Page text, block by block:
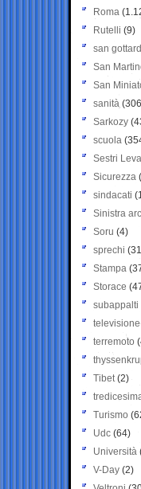
Roma
Rutelli (9)
san
San
San
sanità
Sarkozy
scuola
Sestri
Sicurezza
sindacati
Sinistra
Soru (4)
sprechi
Stampa
Storace
subappalti
televisione
terremoto
Tibet(2)
Turismo
Udc (64)
Università
V-Day (2)